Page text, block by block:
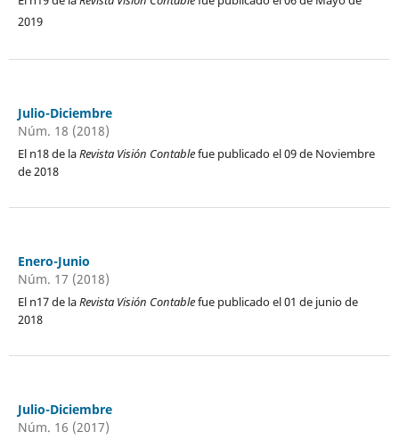
2019
Julio-Diciembre
Núm. 18 (2018)
El n18 de laRevista Visión Contablefue publicado el 09 de Noviembre
de 2018
Enero-Junio
Núm. 17 (2018)
El n17 de laRevista Visión Contablefue publicado el 01 de junio de
2018
Julio-Diciembre
Núm. 16 (2017)